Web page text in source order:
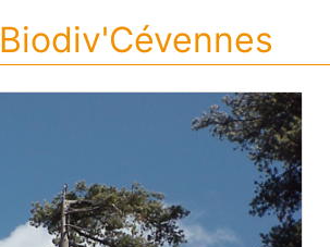
Biodiv'Cévennes